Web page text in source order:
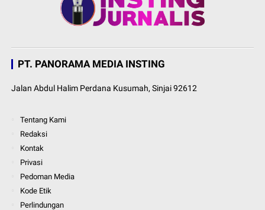
PT. PANORAMA MEDIA INSTING
Jalan Abdul Halim Perdana Kusumah, Sinjai 92612
Tentang Kami
Redaksi
Kontak
Privasi
Pedoman Media
Kode Etik
Perlindungan